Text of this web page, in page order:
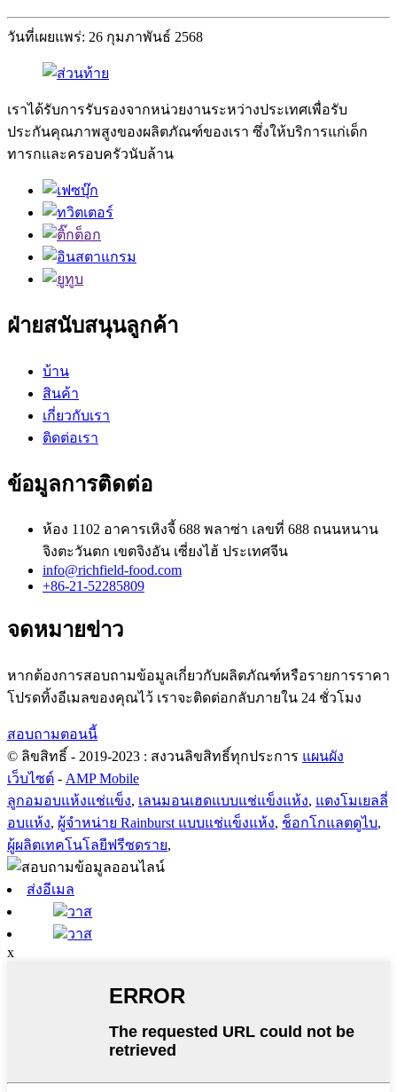
วันที่เผยแพร่: 26 กุมภาพันธ์ 2568
เราได้รับการรับรองจากหน่วยงานระหว่างประเทศเพื่อรับ
ประกันคุณภาพสูงของผลิตภัณฑ์ของเรา ซึ่งให้บริการแก่เด็ก
ทารกและครอบครัวนับล้าน
ฝ่ายสนับสนุนลูกค้า
บ้าน
สินค้า
เกี่ยวกับเรา
ติดต่อเรา
ข้อมูลการติดต่อ
ห้อง 1102 อาคารเหิงจี้ 688 พลาซ่า เลขที่ 688 ถนนหนาน
จิงตะวันตก เขตจิงอัน เซี่ยงไฮ้ ประเทศจีน
info@richfield-food.com
+86-21-52285809
จดหมายข่าว
หากต้องการสอบถามข้อมูลเกี่ยวกับผลิตภัณฑ์หรือรายการราคา
โปรดทิ้งอีเมลของคุณไว้ เราจะติดต่อกลับภายใน 24 ชั่วโมง
สอบถามตอนนี้
© ลิขสิทธิ์ - 2019-2023 : สงวนลิขสิทธิ์ทุกประการ แผนผัง
เว็บไซต์ - AMP Mobile
ลูกอมอบแห้งแช่แข็ง, เลนมอนเฮดแบบแช่แข็งแห้ง, แตงโมเยลลี่
อบแห้ง, ผู้จำหน่าย Rainburst แบบแช่แข็งแห้ง, ช็อกโกแลตดูไบ,
ผู้ผลิตเทคโนโลยีฟรีซดราย,
ส่งอีเมล
วาส
วาส
x